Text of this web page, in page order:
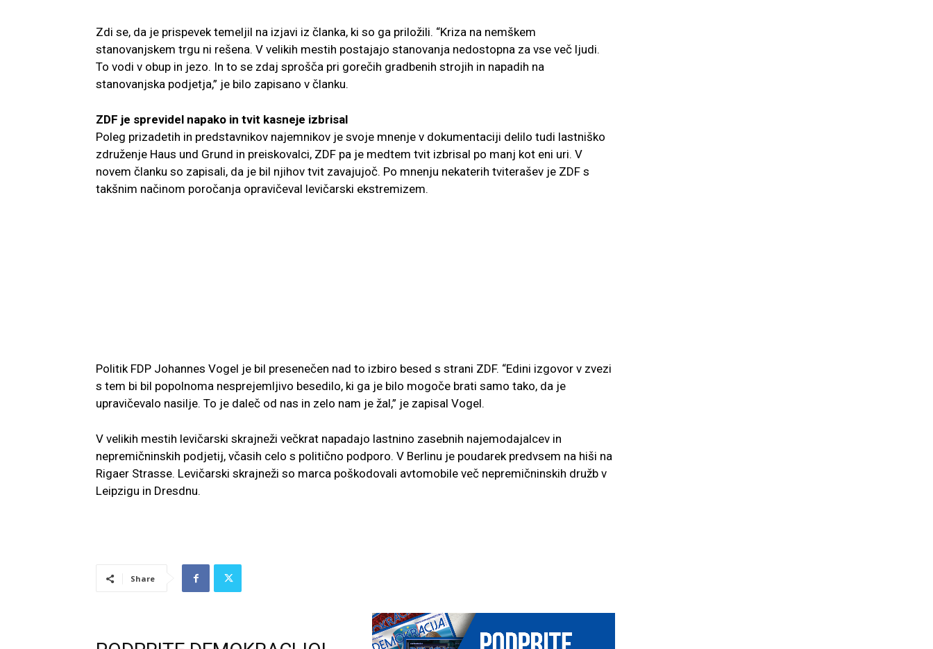
Zdi se, da je prispevek temeljil na izjavi iz članka, ki so ga priložili. “Kriza na nemškem
stanovanjskem trgu ni rešena. V velikih mestih postajajo stanovanja nedostopna za vse več ljudi.
To vodi v obup in jezo. In to se zdaj sprošča pri gorečih gradbenih strojih in napadih na
stanovanjska podjetja,” je bilo zapisano v članku.
ZDF je sprevidel napako in tvit kasneje izbrisal
Poleg prizadetih in predstavnikov najemnikov je svoje mnenje v dokumentaciji delilo tudi lastniško
združenje Haus und Grund in preiskovalci, ZDF pa je medtem tvit izbrisal po manj kot eni uri. V
novem članku so zapisali, da je bil njihov tvit zavajujoč. Po mnenju nekaterih tviterašev je ZDF s
takšnim načinom poročanja opravičeval levičarski ekstremizem.
Politik FDP Johannes Vogel je bil presenečen nad to izbiro besed s strani ZDF. “Edini izgovor v zvezi
s tem bi bil popolnoma nesprejemljivo besedilo, ki ga je bilo mogoče brati samo tako, da je
upravičevalo nasilje. To je daleč od nas in zelo nam je žal,” je zapisal Vogel.
V velikih mestih levičarski skrajneži večkrat napadajo lastnino zasebnih najemodajalcev in
nepremičninskih podjetij, včasih celo s politično podporo. V Berlinu je poudarek predvsem na hiši na
Rigaer Strasse. Levičarski skrajneži so marca poškodovali avtomobile več nepremičninskih družb v
Leipzigu in Dresdnu.
Share